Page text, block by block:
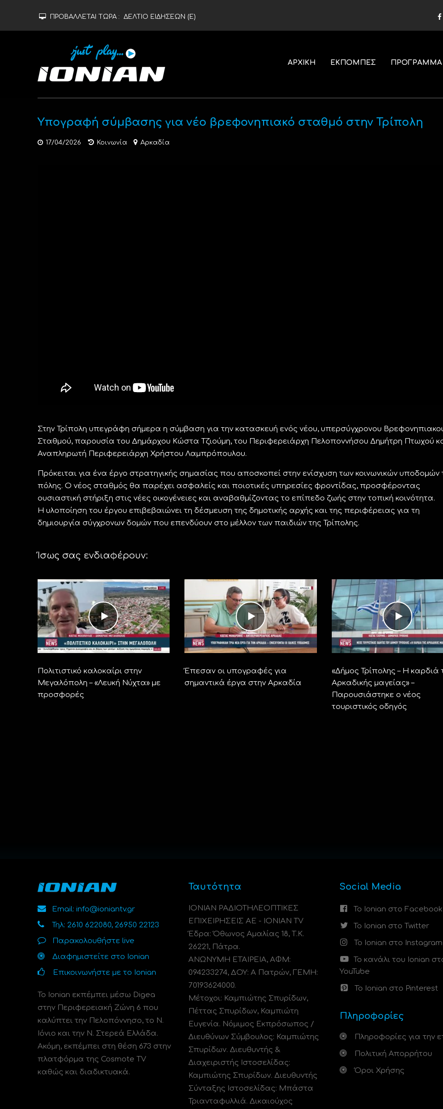
ΠΡΟΒΑΛΛΕΤΑΙ ΤΩΡΑ : ΔΕΛΤΙΟ ΕΙΔΗΣΕΩΝ (Ε)
ΑΡΧΙΚΗ ΕΚΠΟΜΠΕΣ ΠΡΟΓΡΑΜΜΑ
Υπογραφή σύμβασης για νέο βρεφονηπιακό σταθμό στην Τρίπολη
17/04/2026 Κοινωνία Αρκαδία
Στην Τρίπολη υπεγράφη σήμερα η σύμβαση για την κατασκευή ενός νέου, υπερσύγχρονου
Σταθμού, παρουσία του Δημάρχου Κώστα Τζιούμη, του Περιφερειάρχη Πελοποννήσου Δημήτρη Πτωχού
Αναπληρωτή Περιφερειάρχη Χρήστου Λαμπρόπουλου.
Πρόκειται για ένα έργο στρατηγικής σημασίας που αποσκοπεί στην ενίσχυση των κοινωνικών υποδομών
πόλης. Ο νέος σταθμός θα παρέχει ασφαλείς και ποιοτικές υπηρεσίες φροντίδας, προσφέροντας
ουσιαστική στήριξη στις νέες οικογένειες και αναβαθμίζοντας το επίπεδο ζωής στην τοπική κοινότητα.
Η υλοποίηση του έργου επιβεβαιώνει τη δέσμευση της δημοτικής αρχής και της περιφέρειας για τη
δημιουργία σύγχρονων δομών που επενδύουν στο μέλλον των παιδιών της Τρίπολης.
Ίσως σας ενδιαφέρουν:
Πολιτιστικό καλοκαίρι στην
Μεγαλόπολη – «Λευκή Νύχτα» με
προσφορές
Έπεσαν οι υπογραφές για
σημαντικά έργα στην Αρκαδία
«Δήμος Τρίπολης – Η καρδιά
Αρκαδικής μαγείας» –
Παρουσιάστηκε ο νέος
τουριστικός οδηγός
Email: info@ioniantv.gr
Τηλ: 2610 622080, 26950 22123
Παρακολουθήστε live
Διαφημιστείτε στο Ionian
Επικοινωνήστε με το Ionian
Το Ionian εκπέμπει μέσω Digea
στην Περιφερειακή Ζώνη 6 που
καλύπτει την Πελοπόννησο, το N.
Ιόνιο και την Ν. Στερεά Ελλάδα.
Ακόμη, εκπέμπει στη θέση 673 στην
πλατφόρμα της Cosmote TV
καθώς και διαδικτυακά.
Ταυτότητα
ΙΟΝΙΑΝ ΡΑΔΙΟΤΗΛΕΟΠΤΙΚΕΣ
ΕΠΙΧΕΙΡΗΣΕΙΣ ΑΕ - IONIAN TV
Έδρα: Όθωνος Αμαλίας 18, Τ.Κ.
26221, Πάτρα.
ΑΝΩΝΥΜΗ ΕΤΑΙΡΕΙΑ, ΑΦΜ:
094233274, ΔΟΥ: A Πατρών, ΓΕΜΗ:
70193624000.
Μέτοχοι: Καμπιώτης Σπυρίδων,
Πέττας Σπυρίδων, Καμπιώτη
Ευγενία. Νόμιμος Εκπρόσωπος /
Διευθύνων Σύμβουλος: Καμπιώτης
Σπυρίδων. Διευθυντής &
Διαχειριστής Ιστοσελίδας:
Καμπιώτης Σπυρίδων. Διευθυντής
Σύνταξης Ιστοσελίδας: Μπάστα
Τριανταφυλλιά. Δικαιούχος
Social Media
Το Ionian στο Facebook
Το Ionian στο Twitter
Το Ionian στο Instagram
Το κανάλι του Ionian
YouTube
Το Ionian στο Pinterest
Πληροφορίες
Πληροφορίες για την
Πολιτική Απορρήτου
Όροι Χρήσης